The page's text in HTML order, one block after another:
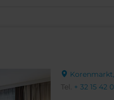
Tel. + 32 15 42